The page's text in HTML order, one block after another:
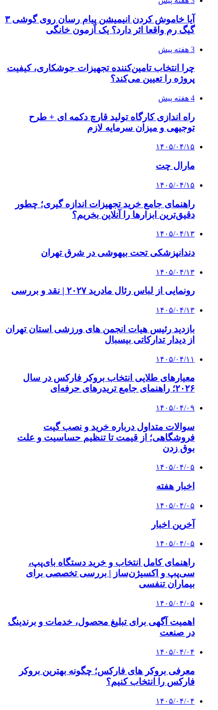
آیا خاموش کردن انیمیشن پیام رسان روی گوشی ۳
گیگ رم واقعا اثر دارد؟ یک آزمون خانگی
3 هفته پیش
چرا انتخاب تامین‌کننده تجهیزات جوشکاری، کیفیت
پروژه را تعیین می‌کند؟
4 هفته پیش
راه اندازی کارگاه تولید قارچ دکمه ای + طرح
توجیهی و میزان سرمایه لازم
۱۴۰۵/۰۴/۱۵
مارال چت
۱۴۰۵/۰۴/۱۵
راهنمای جامع خرید تجهیزات اندازه گیری؛ چطور
دقیق‌ترین ابزارها را آنلاین بخریم؟
۱۴۰۵/۰۴/۱۳
دندانپزشکی تحت بیهوشی در شرق تهران
۱۴۰۵/۰۴/۱۳
رونمایی از لباس رئال مادرید ۲۰۲۷ | نقد و بررسی
۱۴۰۵/۰۴/۱۳
بازدید رئیس هیات انجمن های ورزشی استان تهران
از دیدار تدارکاتی بیسبال
۱۴۰۵/۰۴/۱۱
معیارهای طلایی انتخاب بروکر فارکس در سال
۲۰۲۶؛ راهنمای جامع تریدرهای حرفه‌ای
۱۴۰۵/۰۴/۰۹
سوالات متداول درباره خرید و نصب گیت
فروشگاهی؛ از قیمت تا تنظیم حساسیت و علت
بوق زدن
۱۴۰۵/۰۴/۰۵
اخبار هفته
۱۴۰۵/۰۴/۰۵
آخرین اخبار
۱۴۰۵/۰۴/۰۵
راهنمای کامل انتخاب و خرید دستگاه بای‌پپ،
سی‌پپ و اکسیژن‌ساز | بررسی تخصصی برای
بیماران تنفسی
۱۴۰۵/۰۴/۰۵
اهمیت آگهی برای تبلیغ محصول، خدمات و برندینگ
در صنعت
۱۴۰۵/۰۴/۰۴
معرفی بروکر های فارکس؛ چگونه بهترین بروکر
فارکس را انتخاب کنیم؟
۱۴۰۵/۰۴/۰۴